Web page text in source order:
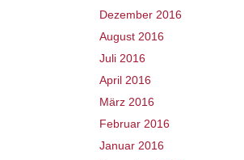
Dezember 2016
August 2016
Juli 2016
April 2016
März 2016
Februar 2016
Januar 2016